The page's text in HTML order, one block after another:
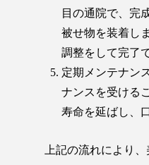
目の通院で、完
被せ物を装着し
調整をして完了
定期メンテナン
ナンスを受ける
寿命を延ばし、
上記の流れにより